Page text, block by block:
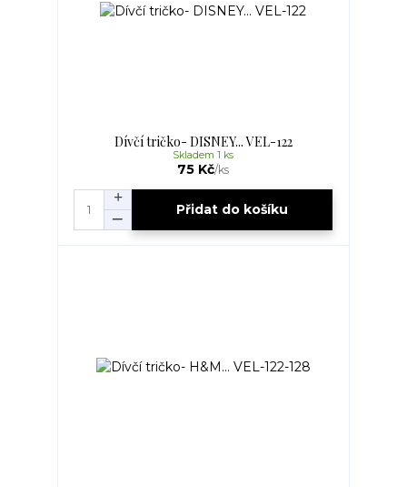
Dívčí tričko- DISNEY... VEL-122
75 Kč/ks
Skladem 1 ks
Přidat do košíku